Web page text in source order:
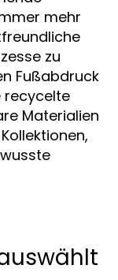
mehr
zu
Fußabdruck
recycelte
Materialien